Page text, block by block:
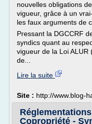
nouvelles obligations
vigueur, grâce à un
les faux arguments de
Pressant la DGCCRF
syndics quant au
vigueur de la Loi
de...
Lire la suite
Site : http://www.blog-
Copropriété -